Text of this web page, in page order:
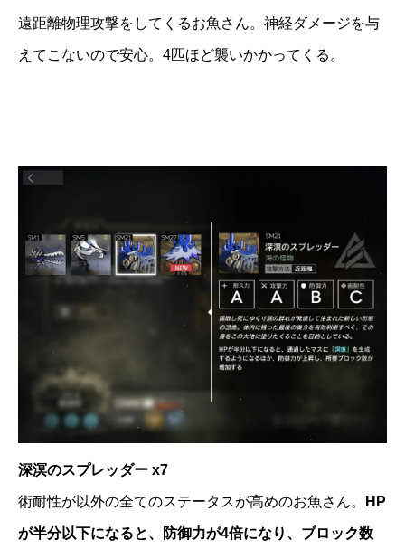
遠距離物理攻撃をしてくるお魚さん。神経ダメージを与
えてこないので安心。4匹ほど襲いかかってくる。
深溟のスプレッダー x7
術耐性が以外の全てのステータスが高めのお魚さん。 HP
が半分以下になると、防御力が4倍になり、ブロック数